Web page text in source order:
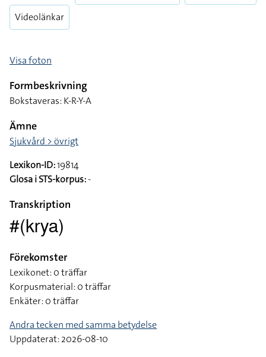
Videolänkar
Visa foton
Formbeskrivning
Bokstaveras: K-R-Y-A
Ämne
Sjukvård > övrigt
Lexikon-ID:19814
Glosa i STS-korpus:-
Transkription
#(krya)
Förekomster
Lexikonet: 0 träffar
Korpusmaterial: 0 träffar
Enkäter: 0 träffar
Andra tecken med samma betydelse
Uppdaterat: 2026-08-10